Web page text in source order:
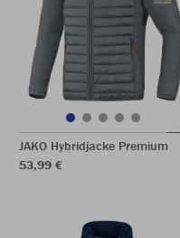
JAKO Hybridjacke Premium
53,99 €